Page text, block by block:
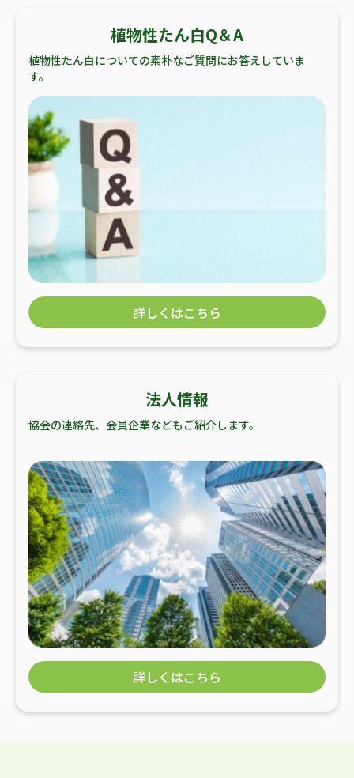
植物性たん白Q＆A
植物性たん白についての素朴なご質問にお答えしていま
す。
詳しくはこちら
法人情報
協会の連絡先、会員企業などもご紹介します。
詳しくはこちら